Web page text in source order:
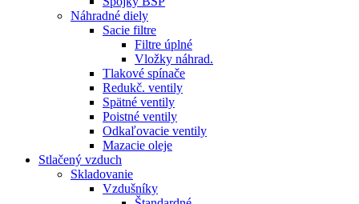
Náhradné diely
Sacie filtre
Filtre úplné
Vložky náhrad.
Tlakové spínače
Redukč. ventily
Spätné ventily
Poistné ventily
Odkaľovacie ventily
Mazacie oleje
Stlačený vzduch
Skladovanie
Vzdušníky